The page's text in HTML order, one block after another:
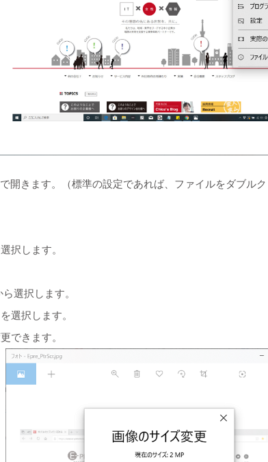
開きます。（標準の設定であれば、ファイルをダブル
択します。
選択します。
を選択します。
できます。